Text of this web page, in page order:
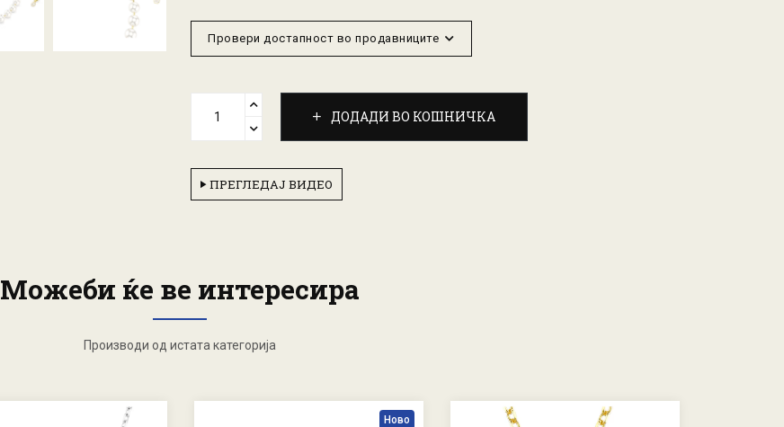
Провери достапност во продавниците
ДОДАДИ ВО КОШНИЧКА
ПРЕГЛЕДАЈ ВИДЕО
Можеби ќе ве интересира
Производи од истата категорија
Ново